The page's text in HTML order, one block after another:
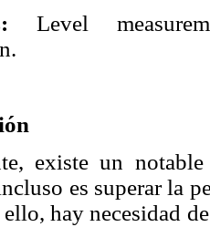
Level
existe un
es superar la
hay necesidad